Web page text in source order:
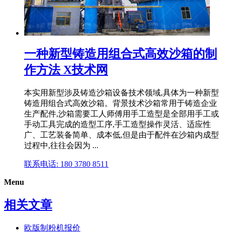
一种新型铸造用组合式高效沙箱的制
作方法 X技术网
本实用新型涉及铸造沙箱设备技术领域,具体为一种新型
铸造用组合式高效沙箱。背景技术沙箱常用于铸造企业
生产配件,沙箱需要工人师傅用手工造型是全部用手工或
手动工具完成的造型工序,手工造型操作灵活、适应性
广、工艺装备简单、成本低,但是由于配件在沙箱内成型
过程中,往往会因为 ...
联系电话: 180 3780 8511
Menu
相关文章
欧版制粉机报价